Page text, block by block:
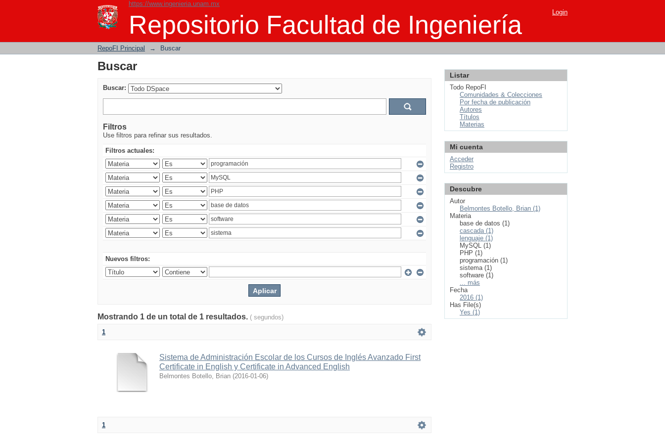
https://www.ingenieria.unam.mx
Repositorio Facultad de Ingeniería
Buscar Login
RepoFI Principal → Buscar
Buscar
Buscar:
Filtros
Use filtros para refinar sus resultados.
Filtros actuales:
Nuevos filtros:
Mostrando 1 de un total de 1 resultados. ( segundos)
1
Sistema de Administración Escolar de los Cursos de Inglés Avanzado First
Certificate in English y Certificate in Advanced English
Belmontes Botello, Brian (2016-01-06)
1
Listar
Todo RepoFI
Comunidades & Colecciones
Por fecha de publicación
Autores
Títulos
Materias
Mi cuenta
Acceder
Registro
Descubre
Autor
Belmontes Botello, Brian (1)
Materia
base de datos (1)
cascada (1)
lenguaje (1)
MySQL (1)
PHP (1)
programación (1)
sistema (1)
software (1)
... más
Fecha
2016 (1)
Has File(s)
Yes (1)